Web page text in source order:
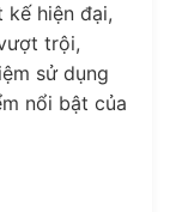
kế hiện đại,
trội,
sử dụng
nổi bật của